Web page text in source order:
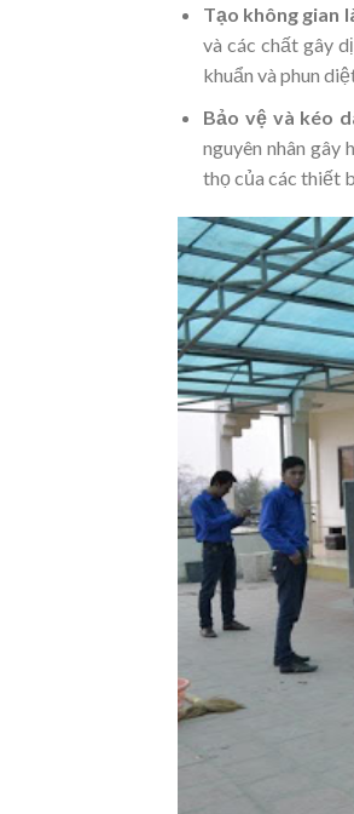
Tạo không gian
và các chất gây
khuẩn và phun
Bảo vệ và kéo
nguyên nhân
thọ của các thiết